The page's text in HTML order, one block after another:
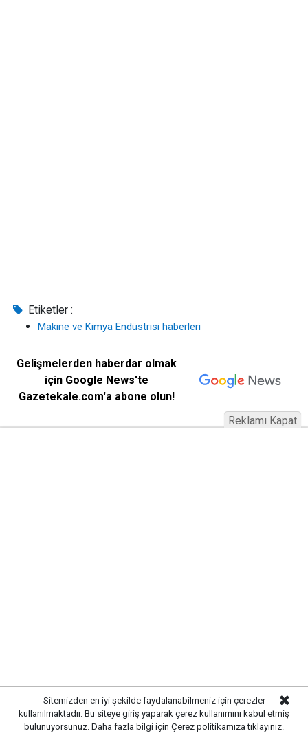
Etiketler :
Makine ve Kimya Endüstrisi haberleri
Gelişmelerden haberdar olmak
için Google News'te
Gazetekale.com'a abone olun!
Sitemizden en iyi şekilde faydalanabilmeniz için çerezler
kullanılmaktadır. Bu siteye giriş yaparak çerez kullanımını kabul etmiş
bulunuyorsunuz. Daha fazla bilgi için Çerez politikamıza tıklayınız.
Reklamı Kapat